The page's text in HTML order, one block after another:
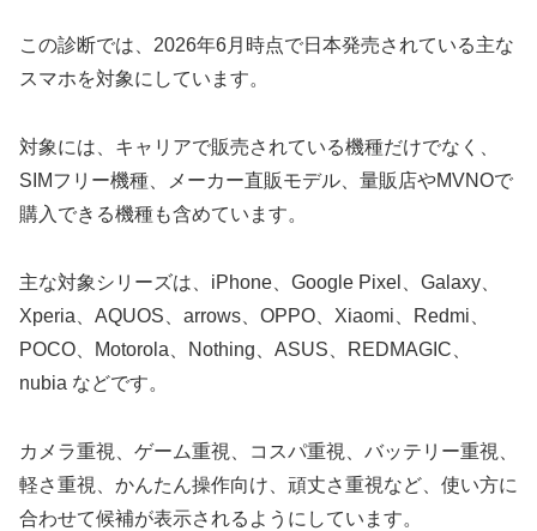
この診断では、2026年6月時点で日本発売されている主な
スマホを対象にしています。
対象には、キャリアで販売されている機種だけでなく、
SIMフリー機種、メーカー直販モデル、量販店やMVNOで
購入できる機種も含めています。
主な対象シリーズは、iPhone、Google Pixel、Galaxy、
Xperia、AQUOS、arrows、OPPO、Xiaomi、Redmi、
POCO、Motorola、Nothing、ASUS、REDMAGIC、
nubia などです。
カメラ重視、ゲーム重視、コスパ重視、バッテリー重視、
軽さ重視、かんたん操作向け、頑丈さ重視など、使い方に
合わせて候補が表示されるようにしています。